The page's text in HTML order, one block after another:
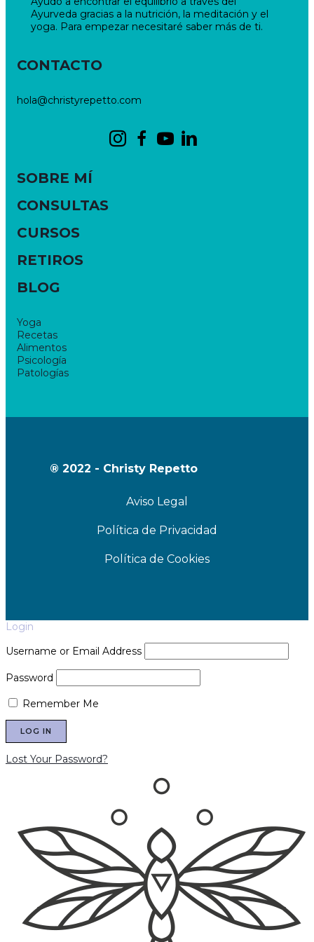
Ayurveda gracias a la nutrición, la meditación y el
yoga. Para empezar necesitaré saber más de ti.
CONTACTO
hola@christyrepetto.com
SOBRE MÍ
CONSULTAS
CURSOS
RETIROS
BLOG
Yoga
Recetas
Alimentos
Psicología
Patologías
® 2022 - Christy Repetto
Aviso Legal
Política de Privacidad
Política de Cookies
Login
Username or Email Address
Password
Remember Me
Lost Your Password?